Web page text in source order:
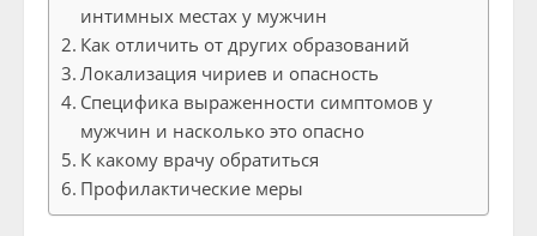
интимных местах у мужчин
Как отличить от других образований
Локализация чириев и опасность
Специфика выраженности симптомов у
мужчин и насколько это опасно
К какому врачу обратиться
Профилактические меры